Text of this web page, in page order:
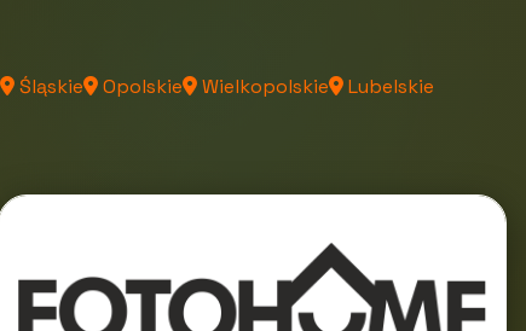
Śląskie Opolskie Wielkopolskie
Lubelskie